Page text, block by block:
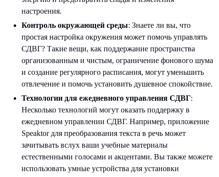
настроения.
Контроль окружающей среды: Знаете ли вы, что
простая настройка окружения может помочь управлять
СДВГ? Такие вещи, как поддержание пространства
организованным и чистым, ограничение фонового шума
и создание регулярного расписания, могут уменьшить
отвлечение и помочь установить душевное спокойствие.
Технологии для ежедневного управления СДВГ:
Несколько технологий могут оказать поддержку в
ежедневном управлении СДВГ. Например, приложение
Speaktor для преобразования текста в речь может
зачитывать вслух ваши учебные материалы
естественными голосами и акцентами. Вы также можете
использовать умные устройства для установки